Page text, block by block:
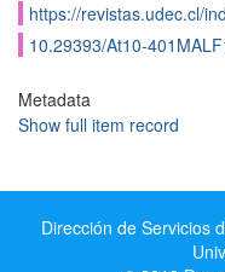
https://revistas.udec.cl/
10.29393/At10-
Metadata
Show full item record
Dirección de Servicios